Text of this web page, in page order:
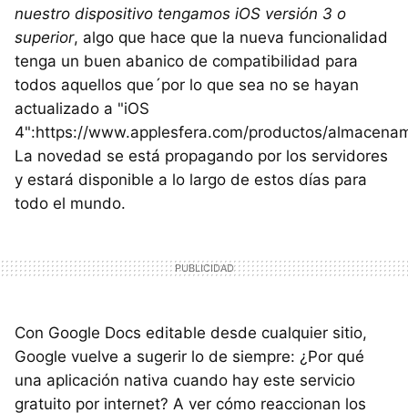
nuestro dispositivo tengamos iOS versión 3 o
superior, algo que hace que la nueva funcionalidad
tenga un buen abanico de compatibilidad para
todos aquellos que´por lo que sea no se hayan
actualizado a "iOS
4":https://www.applesfera.com/productos/
La novedad se está propagando por los servidores
y estará disponible a lo largo de estos días para
todo el mundo.
Con Google Docs editable desde cualquier sitio,
Google vuelve a sugerir lo de siempre: ¿Por qué
una aplicación nativa cuando hay este servicio
gratuito por internet? A ver cómo reaccionan los